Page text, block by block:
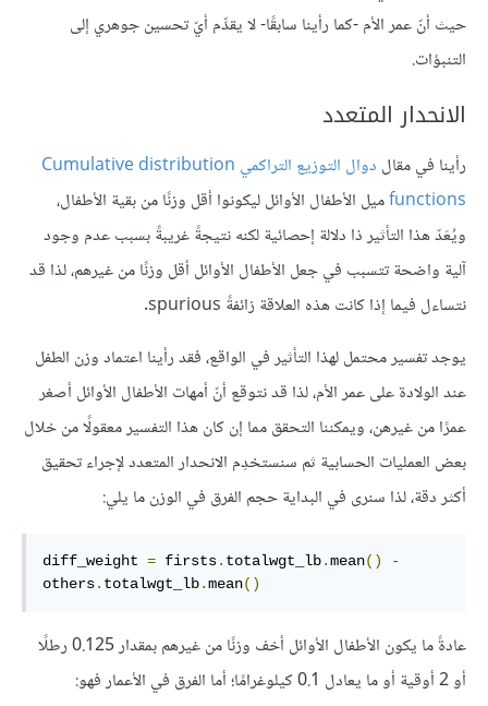
حيث أنّ عمر الأم -كما رأينا سابقًا- لا يقدِّم أيّ تحسين جوهري إلى
التنبؤات.
الانحدار المتعدد
رأينا في مقال
دوال التوزيع التراكمي Cumulative distribution
functionsميل الأطفال الأوائل ليكونوا أقل وزنًا من بقية الأطفال،
ويُعَدّ هذا التأثير ذا دلالة إحصائية لكنه نتيجةً غريبةً بسبب عدم وجود
آلية واضحة تتسبب في جعل الأطفال الأوائل أقل وزنًا من غيرهم، لذا قد
نتساءل فيما إذا كانت هذه العلاقة زائفةً spurious.
يوجد تفسير محتمل لهذا التأثير في الواقع، فقد رأينا اعتماد وزن الطفل
عند الولادة على عمر الأم، لذا قد نتوقع أنّ أمهات الأطفال الأوائل أصغر
عمرًا من غيرهن، ويمكننا التحقق مما إن كان هذا التفسير معقولًا من خلال
بعض العمليات الحسابية ثم سنستخدِم الانحدار المتعدد لإجراء تحقيق
أكثر دقة، لذا سنرى في البداية حجم الفرق في الوزن ما يلي:
diff_weight = firsts. totalwgt_lb.mean()
-
others. totalwgt_lb.mean()
عادةً ما يكون الأطفال الأوائل أخف وزنًا من غيرهم بمقدار 0.125 رطلًا
أو 2 أوقية أو ما يعادل 0.1 كيلوغرامًا؛ أما الفرق في الأعمار فهو: